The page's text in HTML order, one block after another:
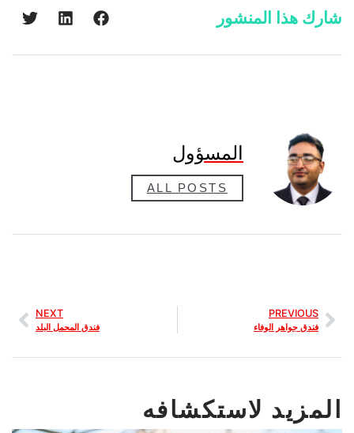
شارك هذا المنشور
المسؤول
ALL POSTS
PREVIOUS
فندق جواهر الوفاء
NEXT
فندق المحمل البلد
المزيد لاستكشافه